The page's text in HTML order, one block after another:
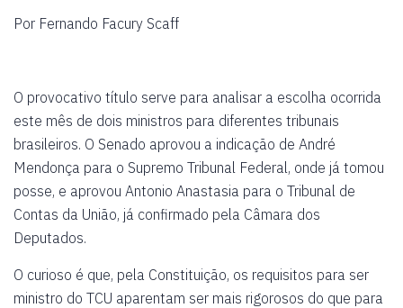
Por Fernando Facury Scaff
O provocativo título serve para analisar a escolha ocorrida
este mês de dois ministros para diferentes tribunais
brasileiros. O Senado aprovou a indicação de André
Mendonça para o Supremo Tribunal Federal, onde já tomou
posse, e aprovou Antonio Anastasia para o Tribunal de
Contas da União, já confirmado pela Câmara dos
Deputados.
O curioso é que, pela Constituição, os requisitos para ser
ministro do TCU aparentam ser mais rigorosos do que para